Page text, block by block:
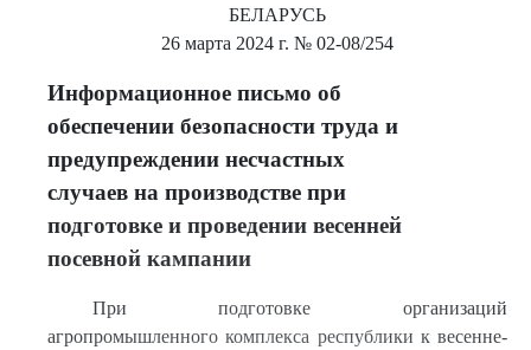
БЕЛАРУСЬ
26 марта 2024 г. № 02-08/254
Информационное письмо об
обеспечении безопасности труда и
предупреждении несчастных
случаев на производстве при
подготовке и проведении весенней
посевной кампании
При подготовке организаций
агропромышленного комплекса республики к весенне-